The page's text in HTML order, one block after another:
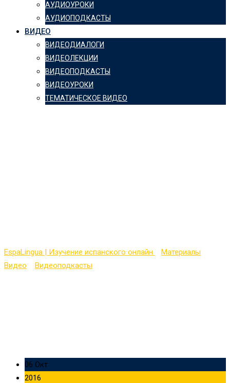
АУДИОУРОКИ
АУДИОПОДКАСТЫ
ВИДЕО
ВИДЕОДИАЛОГИ
ВИДЕОЛЕКЦИИ
ВИДЕОПОДКАСТЫ
ВИДЕОУРОКИ
ТЕМАТИЧЕСКОЕ ВИДЕО
EspaLingua | Изучение испанского онлайн Материалы
Видео
Видеоподкасты
06 Окт
2016